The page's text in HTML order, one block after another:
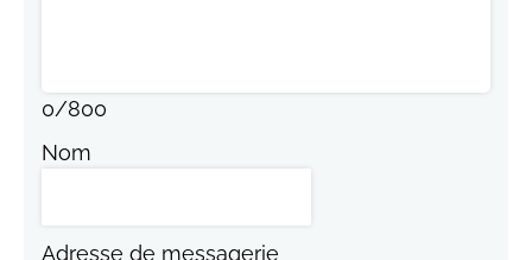
0/800
Nom
Adresse de messagerie